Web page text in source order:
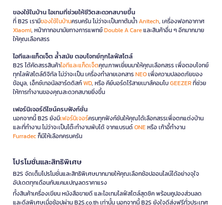
ของใช้ในบ้าน ไอเทมที่ช่วยให้ชีวิตสะดวกสบายขึ้น
ที่ B2S เรามีของใช้ในบ้านครบครัน ไม่ว่าจะเป็นกาต้มน้ำAnitech, เครื่องฟอกอากาศ
Xiaomi, หน้ากากอนามัยทางการแพทย์Double A Careและสินค้าอื่น ๆ อีกมากมาย
ให้คุณเลือกสรร
ไอทีและแก็ดเจ็ต ล้ำสมัย ตอบโจทย์ทุกไลฟ์สไตล์
B2S ได้คัดสรรสินค้าไอทีและแก็ดเจ็ตคุณภาพเยี่ยมมาให้คุณเลือกสรร เพื่อตอบโจทย์
ทุกไลฟ์สไตล์ดิจิทัล ไม่ว่าจะเป็น เครื่องทำลายเอกสารNEOเพื่อความปลอดภัยของ
ข้อมูล, เอ็กซ์เทอนัลฮาร์ดดิสก์WD, หรือ คีย์บอร์ดไร้สายเมาส์คอมโบGEEZERที่ช่วย
ให้การทำงานของคุณสะดวกสบายยิ่งขึ้น
เฟอร์นิเจอร์ดีไซน์ครบฟังก์ชั่น
นอกจากนี้ B2S ยังมีเฟอร์นิเจอร์ครบทุกฟังก์ชันให้คุณได้เลือกสรรเพื่อตกแต่งบ้าน
และที่ทำงาน ไม่ว่าจะเป็นโต๊ะทำงานพับได้ จากแบรนด์ONEหรือ เก้าอี้ทำงาน
Furradecก็มีให้เลือกครบครัน
โปรโมชั่นและสิทธิพิเศษ
B2S จัดเต็มโปรโมชั่นและสิทธิพิเศษมากมายให้คุณเลือกช้อปออนไลน์ได้อย่างจุใจ
อัปเดตทุกเดือนกับแคมเปญลดราคาแรง
ทั้งสินค้าเครื่องเขียน หนังสือขายดี และไอเทมไลฟ์สไตล์สุดชิค พร้อมคูปองส่วนลด
และดีลพิเศษเมื่อช้อปผ่าน B2S.co.th เท่านั้น นอกจากนี้ B2S ยังใจดีส่งฟรีทั่วประเทศ